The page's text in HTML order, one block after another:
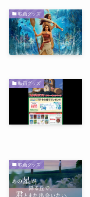
映画グッズ
映画グッズ
映画グッズ